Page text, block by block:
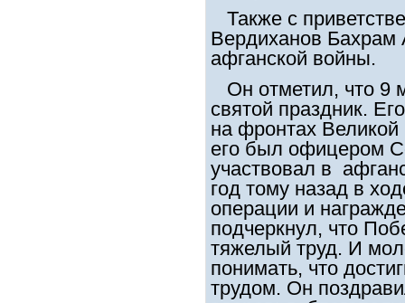
Также с
Вердиханов Бахрам
афганской войны.
Он отметил, что 9
святой праздник.
на фронтах
его был офицером
участвовал в
год тому назад в
операции и
подчеркнул, что
тяжелый труд. И
понимать, что
трудом. Он